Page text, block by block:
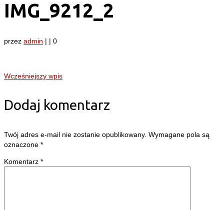
IMG_9212_2
przez admin | | 0
Wcześniejszy wpis
Dodaj komentarz
Twój adres e-mail nie zostanie opublikowany. Wymagane pola są
oznaczone *
Komentarz *